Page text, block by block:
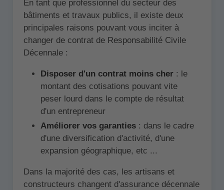
En tant que professionnel du secteur des
bâtiments et travaux publics, il existe deux
principales raisons pouvant vous inciter à
changer de contrat de Responsabilité Civile
Décennale :
Disposer d'un contrat moins cher : le
montant des cotisations pouvant vite
peser lourd dans le compte de résultat
d'un entrepreneur
Améliorer vos garanties : dans le cadre
d'une diversification d'activité, d'une
expansion géographique, etc ...
Dans la majorité des cas, les artisans et
constructeurs changent d'assurance décennale